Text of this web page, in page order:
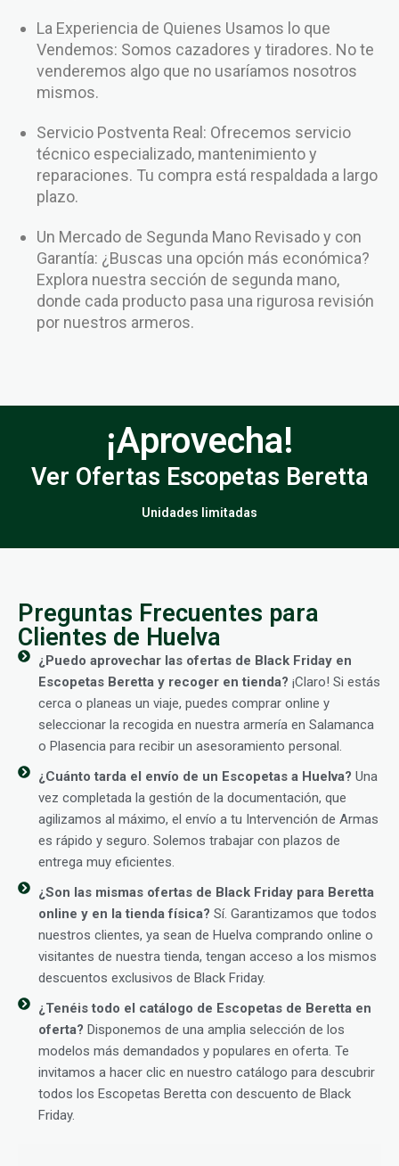
La Experiencia de Quienes Usamos lo que
Vendemos: Somos cazadores y tiradores. No te
venderemos algo que no usaríamos nosotros
mismos.
Servicio Postventa Real: Ofrecemos servicio
técnico especializado, mantenimiento y
reparaciones. Tu compra está respaldada a largo
plazo.
Un Mercado de Segunda Mano Revisado y con
Garantía: ¿Buscas una opción más económica?
Explora nuestra sección de segunda mano,
donde cada producto pasa una rigurosa revisión
por nuestros armeros.
¡Aprovecha!
Ver Ofertas Escopetas Beretta
Unidades limitadas
Preguntas Frecuentes para
Clientes de Huelva
¿Puedo aprovechar las ofertas de Black Friday en
Escopetas Beretta y recoger en tienda? ¡Claro! Si estás
cerca o planeas un viaje, puedes comprar online y
seleccionar la recogida en nuestra armería en Salamanca
o Plasencia para recibir un asesoramiento personal.
¿Cuánto tarda el envío de un Escopetas a Huelva? Una
vez completada la gestión de la documentación, que
agilizamos al máximo, el envío a tu Intervención de Armas
es rápido y seguro. Solemos trabajar con plazos de
entrega muy eficientes.
¿Son las mismas ofertas de Black Friday para Beretta
online y en la tienda física? Sí. Garantizamos que todos
nuestros clientes, ya sean de Huelva comprando online o
visitantes de nuestra tienda, tengan acceso a los mismos
descuentos exclusivos de Black Friday.
¿Tenéis todo el catálogo de Escopetas de Beretta en
oferta? Disponemos de una amplia selección de los
modelos más demandados y populares en oferta. Te
invitamos a hacer clic en nuestro catálogo para descubrir
todos los Escopetas Beretta con descuento de Black
Friday.